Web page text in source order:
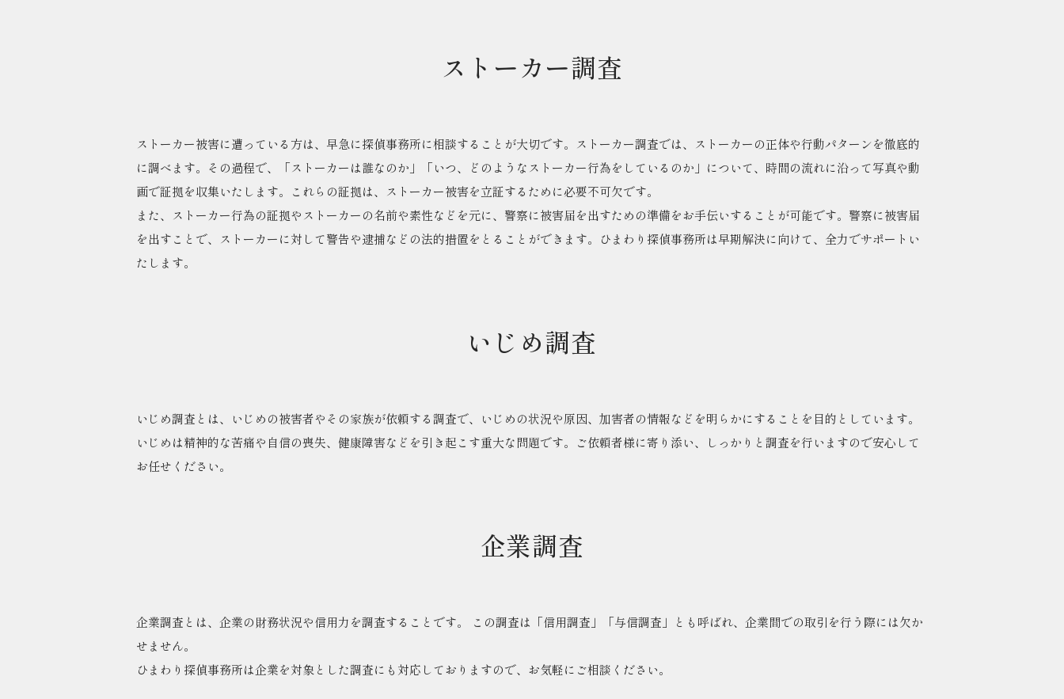
ストーカー調査
ストーカー被害に遭っている方は、早急に探偵事務所に相談することが大切です。ストーカー調査では、ストーカーの正体や行動パターンを徹底的
に調べます。その過程で、「ストーカーは誰なのか」「いつ、どのようなストーカー行為をしているのか」について、時間の流れに沿って写真や動
画で証拠を収集いたします。これらの証拠は、ストーカー被害を立証するために必要不可欠です。
また、ストーカー行為の証拠やストーカーの名前や素性などを元に、警察に被害届を出すための準備をお手伝いすることが可能です。警察に被害届
を出すことで、ストーカーに対して警告や逮捕などの法的措置をとることができます。ひまわり探偵事務所は早期解決に向けて、全力でサポートい
たします。
いじめ調査
いじめ調査とは、いじめの被害者やその家族が依頼する調査で、いじめの状況や原因、加害者の情報などを明らかにすることを目的としています。
いじめは精神的な苦痛や自信の喪失、健康障害などを引き起こす重大な問題です。ご依頼者様に寄り添い、しっかりと調査を行いますので安心して
お任せください。
企業調査
企業調査とは、企業の財務状況や信用力を調査することです。 この調査は「信用調査」「与信調査」とも呼ばれ、企業間での取引を行う際には欠か
せません。
ひまわり探偵事務所は企業を対象とした調査にも対応しておりますので、お気軽にご相談ください。